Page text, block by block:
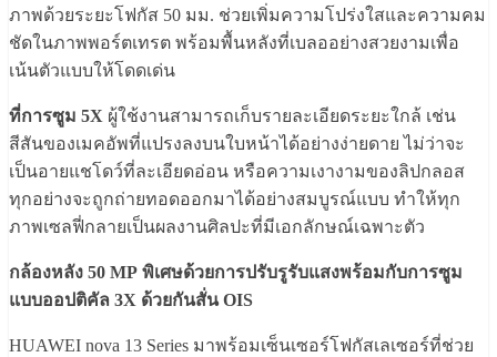
ภาพด้วยระยะโฟกัส 50 มม. ช่วยเพิ่มความโปร่งใสและความคม
ชัดในภาพพอร์ตเทรต พร้อมพื้นหลังที่เบลออย่างสวยงามเพื่อ
เน้นตัวแบบให้โดดเด่น
ที่การซูม 5X ผู้ใช้งานสามารถเก็บรายละเอียดระยะใกล้ เช่น
สีสันของเมคอัพที่แปรงลงบนใบหน้าได้อย่างง่ายดาย ไม่ว่าจะ
เป็นอายแชโดว์ที่ละเอียดอ่อน หรือความเงางามของลิปกลอส
ทุกอย่างจะถูกถ่ายทอดออกมาได้อย่างสมบูรณ์แบบ ทำให้ทุก
ภาพเซลฟี่กลายเป็นผลงานศิลปะที่มีเอกลักษณ์เฉพาะตัว
กล้องหลัง 50 MP พิเศษด้วยการปรับรูรับแสงพร้อมกับการซูม
แบบออปติคัล 3X ด้วยกันสั่นOIS
HUAWEI nova 13 Series มาพร้อมเซ็นเซอร์โฟกัสเลเซอร์ที่ช่วย